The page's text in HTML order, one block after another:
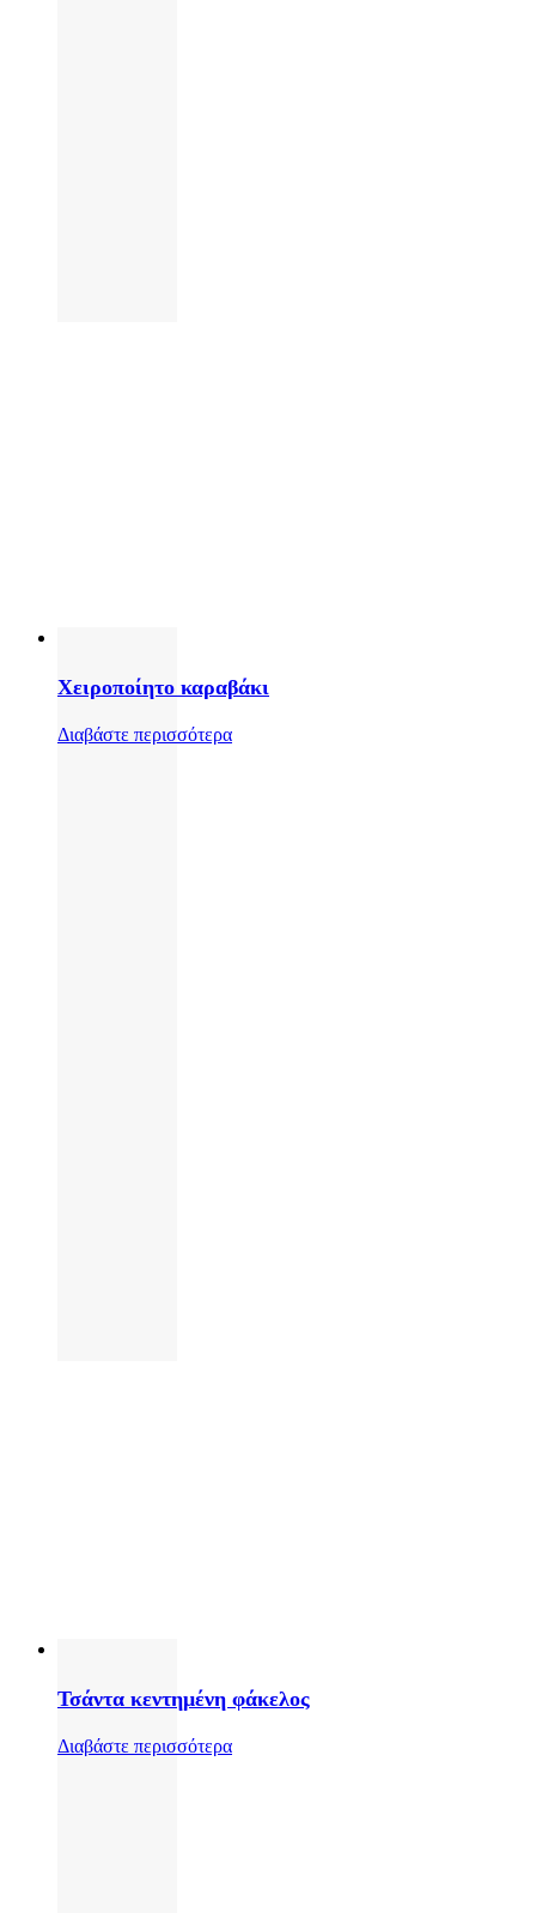
Χειροποίητο καραβάκι
Διαβάστε περισσότερα
Τσάντα κεντημένη φάκελος
Διαβάστε περισσότερα